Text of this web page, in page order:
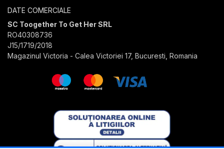
DATE COMERCIALE
SC Toogether To Get Her SRL
RO40308736
J15/1719/2018
Magazinul Victoria - Calea Victoriei 17, Bucuresti, Romania